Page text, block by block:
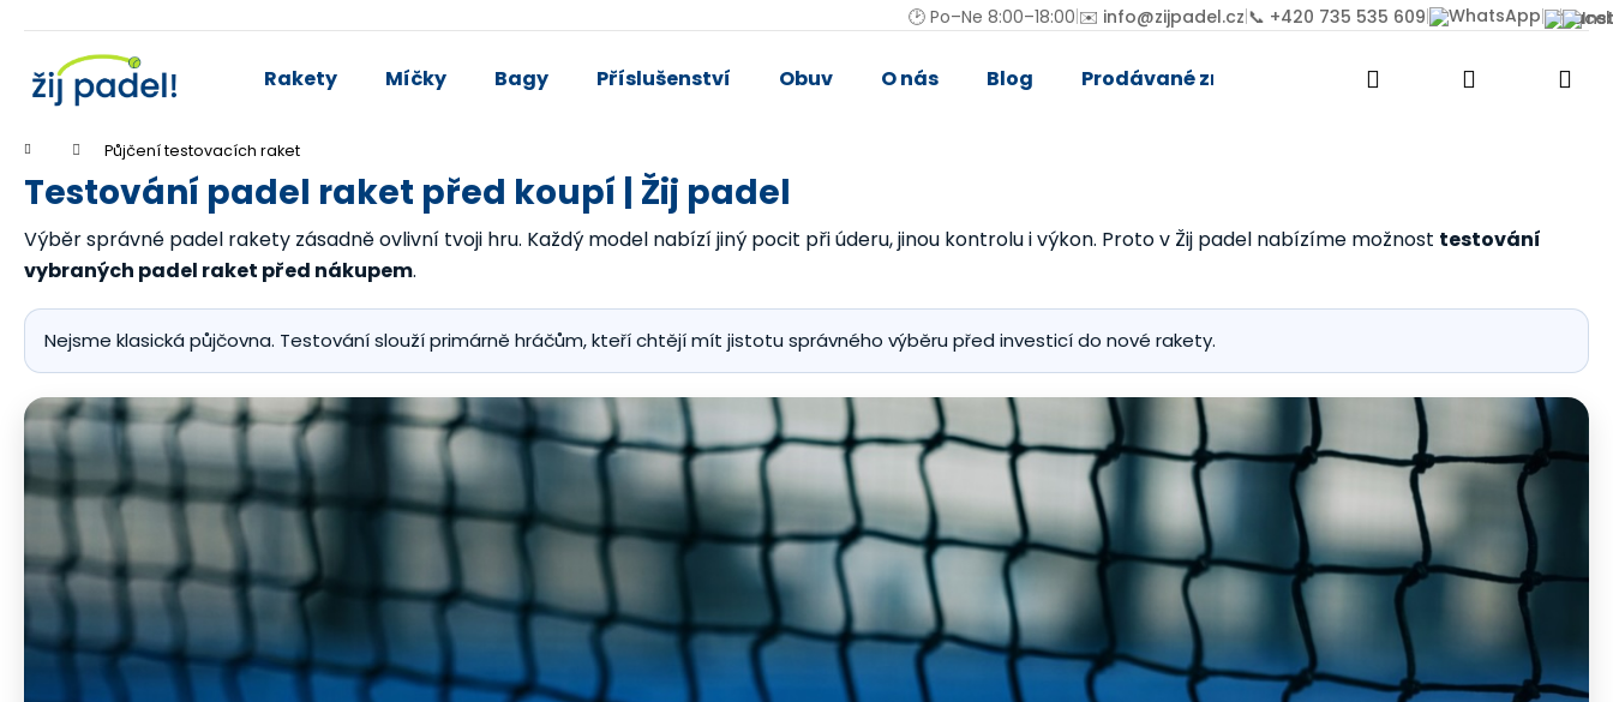
🕑 Po–Ne 8:00–18:00|✉️ info@zijpadel.cz|📞 +420 735 535 609| | |
Rakety Míčky Bagy Příslušenství Obuv O nás Blog Prodávané značky
Přihlášení
Domů Půjčení testovacích raket
Testování padel raket před koupí | Žij padel
Výběr správné padel rakety zásadně ovlivní tvoji hru. Každý model nabízí jiný pocit při úderu, jinou kontrolu i výkon. Proto v Žij padel nabízíme možnost testování
vybraných padel raket před nákupem.
Nejsme klasická půjčovna. Testování slouží primárně hráčům, kteří chtějí mít jistotu správného výběru před investicí do nové rakety.
Zpět
do
Zpět
do
Doporučujeme